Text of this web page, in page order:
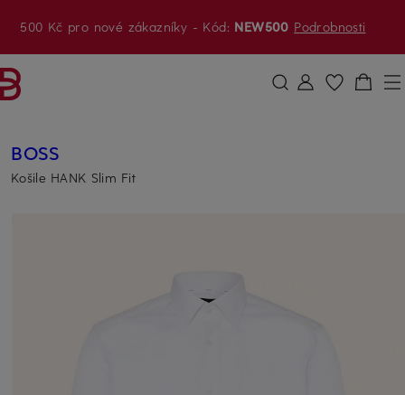
PŘEJÍT NA HLAVNÍ OBSAH PŘESKOČIT NA VYHLEDÁVÁNÍ
500 Kč pro nové zákazníky - Kód: NEW500 Podrobnosti
BOSS
Košile HANK Slim Fit